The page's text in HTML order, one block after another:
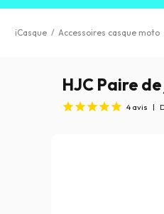
iCasque / Accessoires casque moto
HJC Paire
4 avis |